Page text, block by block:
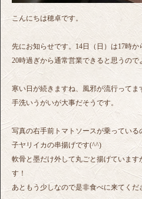
こんにちは穂卓です。
先にお知らせです。14日（日）は17時か
20時過ぎから通常営業できると思うので
寒い日が続きますね、風邪が流行ってま
手洗いうがいが大事だそうです。
写真の右手前トマトソースが乗っている
子ヤリイカの串揚げです(^^)
軟骨と墨だけ外して丸ごと揚げていま
す！
あともう少しなので是非食べに来てくだ